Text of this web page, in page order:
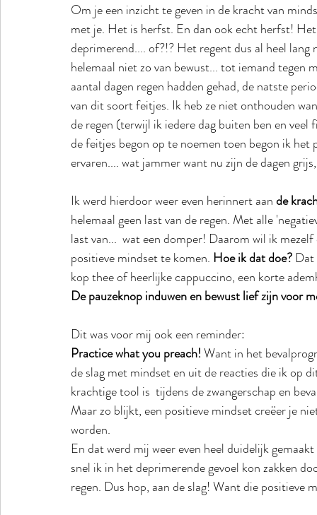
Om je een inzicht te geven in de kracht van
met je. Het is herfst. En dan ook echt herfst!
deprimerend.... of?!? Het regent dus al heel
helemaal niet zo van bewust... tot iemand
aantal dagen regen hadden gehad, de natste
van dit soort feitjes. Ik heb ze niet onthouden
de regen (terwijl ik iedere dag buiten ben en
de feitjes begon op te noemen toen begon ik
ervaren.... wat jammer want nu zijn de dagen
Ik werd hierdoor weer even herinnert aan de
helemaal geen last van de regen. Met alle
last van...  wat een domper! Daarom wil ik
positieve mindset te komen. Hoe ik dat doe? Dat
kop thee of heerlijke cappuccino, een korte
De pauzeknop induwen en bewust lief zijn voor
Dit was voor mij ook een reminder:
Practice what you preach! Want in het
de slag met mindset en uit de reacties die ik op
krachtige tool is  tijdens de zwangerschap en
Maar zo blijkt, een positieve mindset creëer je
worden.
En dat werd mij weer even heel duidelijk
snel ik in het deprimerende gevoel kon zakken
regen. Dus hop, aan de slag! Want die positieve